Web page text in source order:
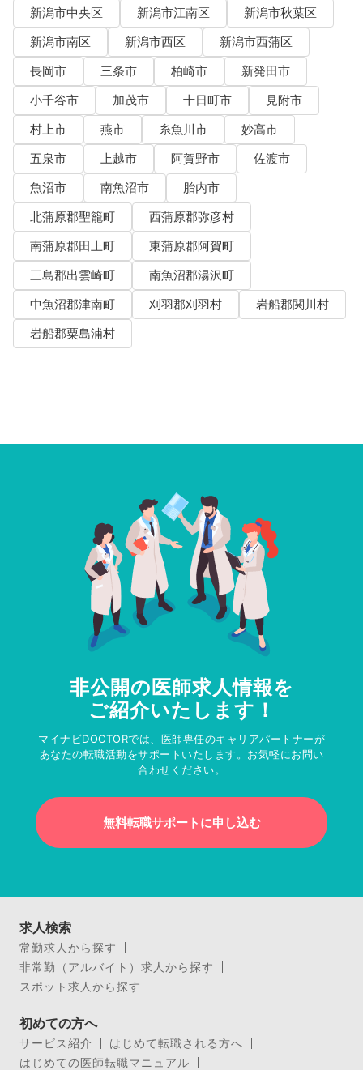
新潟市中央区
新潟市江南区
新潟市秋葉区
新潟市南区
新潟市西区
新潟市西蒲区
長岡市
三条市 柏崎市
新発田市
小千谷市
加茂市 十日町市
見附市
村上市
燕市 糸魚川市
妙高市
五泉市
上越市 阿賀野市
佐渡市
魚沼市
南魚沼市
胎内市
北蒲原郡聖籠町
西蒲原郡弥彦村
南蒲原郡田上町
東蒲原郡阿賀町
三島郡出雲崎町
南魚沼郡湯沢町
中魚沼郡津南町
刈羽郡刈羽村
岩船郡関川村
岩船郡粟島浦村
非公開の医師求人情報を
ご紹介いたします！
マイナビDOCTORでは、医師専任のキャリアパートナーが
あなたの転職活動をサポートいたします。お気軽にお問い
合わせください。
無料転職サポートに申し込む
求人検索
常勤求人から探す
非常勤（アルバイト）求人から探す
スポット求人から探す
初めての方へ
サービス紹介
はじめて転職される方へ
はじめての医師転職マニュアル